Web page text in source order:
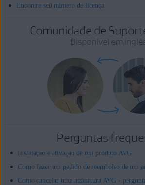
Encontre seu número de licença
Comunidade de
Disponível em
Perguntas
Instalação e ativação de um produto AVG
Como fazer um pedido de reembolso de um
Como cancelar uma assinatura AVG -